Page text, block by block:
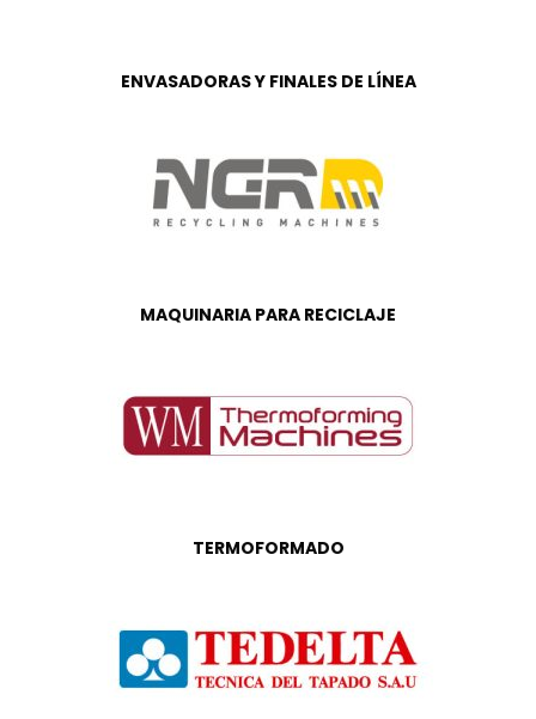
ENVASADORAS Y FINALES DE LÍNEA
MAQUINARIA PARA RECICLAJE
TERMOFORMADO